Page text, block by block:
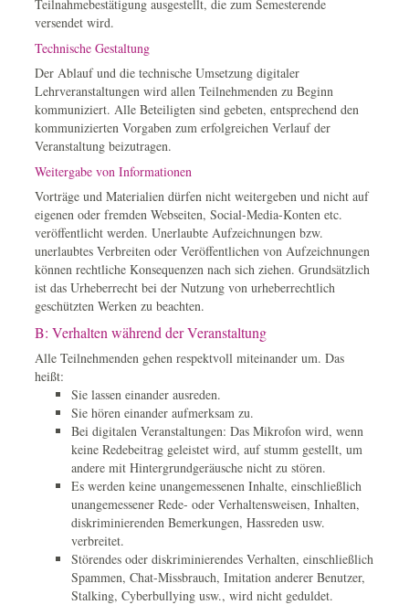
Teilnahmebestätigung ausgestellt, die zum Semesterende
versendet wird.
Technische Gestaltung
Der Ablauf und die technische Umsetzung digitaler
Lehrveranstaltungen wird allen Teilnehmenden zu Beginn
kommuniziert. Alle Beteiligten sind gebeten, entsprechend den
kommunizierten Vorgaben zum erfolgreichen Verlauf der
Veranstaltung beizutragen.
Weitergabe von Informationen
Vorträge und Materialien dürfen nicht weitergeben und nicht auf
eigenen oder fremden Webseiten, Social-Media-Konten etc.
veröffentlicht werden. Unerlaubte Aufzeichnungen bzw.
unerlaubtes Verbreiten oder Veröffentlichen von Aufzeichnungen
können rechtliche Konsequenzen nach sich ziehen. Grundsätzlich
ist das Urheberrecht bei der Nutzung von urheberrechtlich
geschützten Werken zu beachten.
B: Verhalten während der Veranstaltung
Alle Teilnehmenden gehen respektvoll miteinander um. Das
heißt:
Sie lassen einander ausreden.
Sie hören einander aufmerksam zu.
Bei digitalen Veranstaltungen: Das Mikrofon wird, wenn
keine Redebeitrag geleistet wird, auf stumm gestellt, um
andere mit Hintergrundgeräusche nicht zu stören.
Es werden keine unangemessenen Inhalte, einschließlich
unangemessener Rede- oder Verhaltensweisen, Inhalten,
diskriminierenden Bemerkungen, Hassreden usw.
verbreitet.
Störendes oder diskriminierendes Verhalten, einschließlich
Spammen, Chat-Missbrauch, Imitation anderer Benutzer,
Stalking, Cyberbullying usw., wird nicht geduldet.